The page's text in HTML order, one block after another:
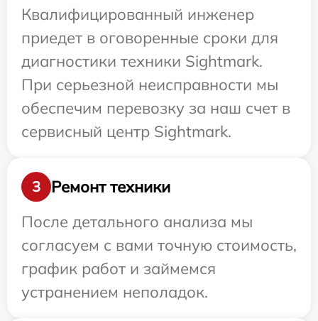
Квалифицированный инженер
приедет в оговоренные сроки для
диагностики техники Sightmark.
При серьезной неисправности мы
обеспечим перевозку за наш счет в
сервисный центр Sightmark.
3
Ремонт техники
После детального анализа мы
согласуем с вами точную стоимость,
график работ и займемся
устранением неполадок.